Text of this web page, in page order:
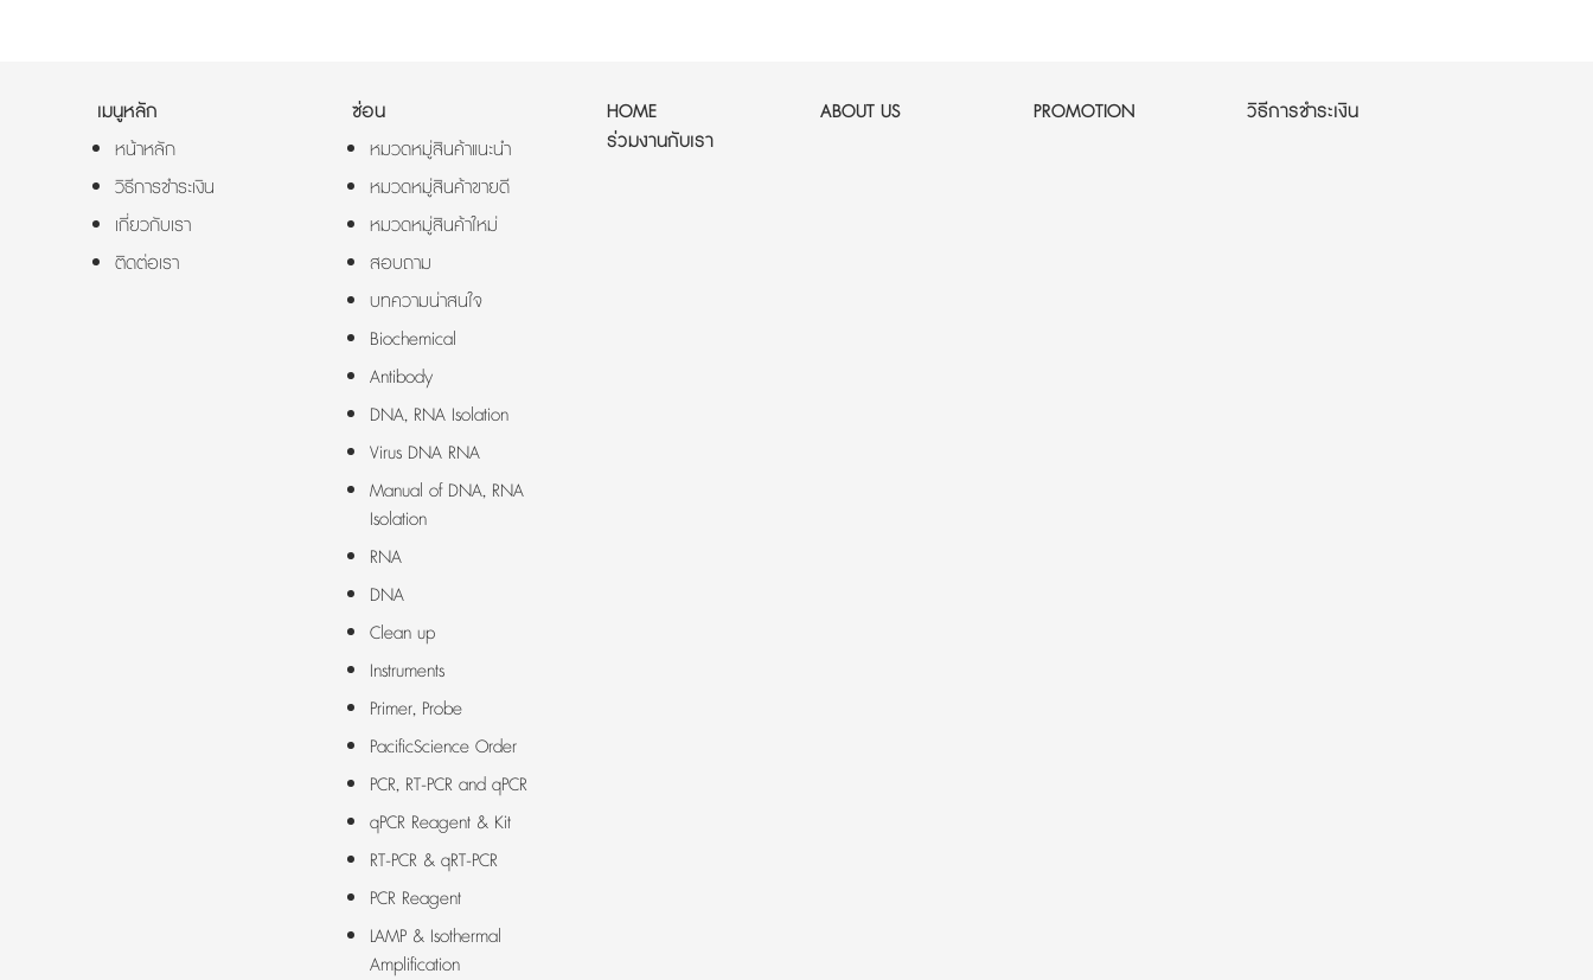
เมนูหลัก
หน้าหลัก
วิธีการชำระเงิน
เกี่ยวกับเรา
ติดต่อเรา
ซ่อน
หมวดหมู่สินค้าแนะนำ
หมวดหมู่สินค้าขายดี
หมวดหมู่สินค้าใหม่
สอบถาม
บทความน่าสนใจ
Biochemical
Antibody
DNA, RNA Isolation
Virus DNA RNA
Manual of DNA, RNA
Isolation
RNA
DNA
Clean up
Instruments
Primer, Probe
PacificScience Order
PCR, RT-PCR and qPCR
qPCR Reagent & Kit
RT-PCR & qRT-PCR
PCR Reagent
LAMP & Isothermal
Amplification
HOME ABOUT US PROMOTION
วิธีการชำระเงิน
ร่วมงานกับเรา